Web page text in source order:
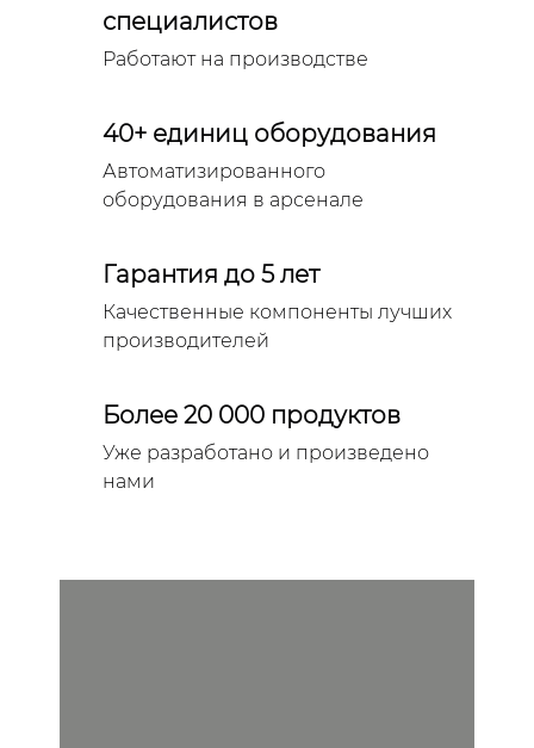
специалистов
Работают на производстве
40+ единиц оборудования
Автоматизированного
оборудования в арсенале
Гарантия до 5 лет
Качественные компоненты лучших
производителей
Более 20 000 продуктов
Уже разработано и произведено
нами